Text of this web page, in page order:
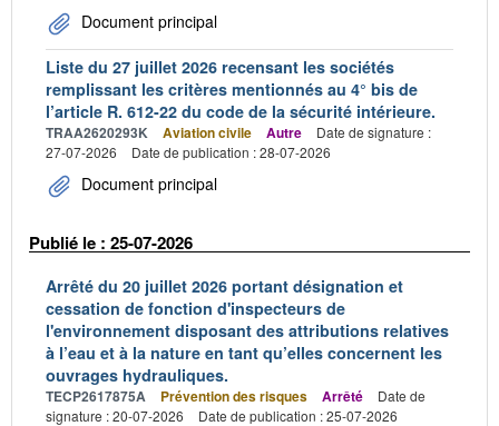
Document principal
Liste du 27 juillet 2026 recensant les sociétés
remplissant les critères mentionnés au 4° bis de
l’article R. 612-22 du code de la sécurité intérieure.
TRAA2620293K Aviation civile Autre
Date de signature :
27-07-2026
Date de publication : 28-07-2026
Document principal
Publié le : 25-07-2026
Arrêté du 20 juillet 2026 portant désignation et
cessation de fonction d'inspecteurs de
l'environnement disposant des attributions relatives
à l’eau et à la nature en tant qu’elles concernent les
ouvrages hydrauliques.
TECP2617875A Prévention des risques Arrêté
Date de
signature : 20-07-2026
Date de publication : 25-07-2026